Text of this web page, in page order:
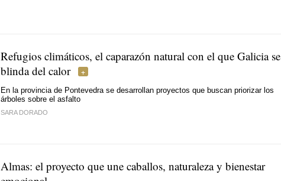
Refugios climáticos, el caparazón natural con el que Galicia se
blinda del calor
En la provincia de Pontevedra se desarrollan proyectos que buscan priorizar los
árboles sobre el asfalto
SARA DORADO
Almas: el proyecto que une caballos, naturaleza y bienestar